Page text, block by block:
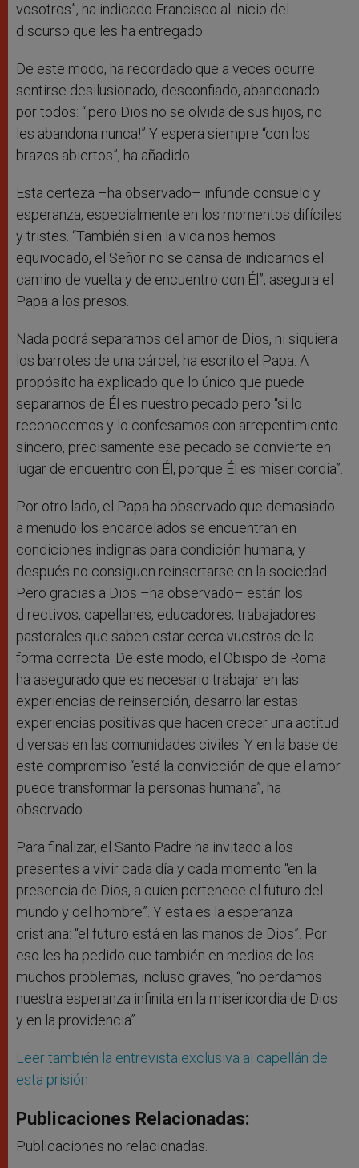
vosotros”, ha indicado Francisco al inicio del
discurso que les ha entregado.
De este modo, ha recordado que a veces ocurre
sentirse desilusionado, desconfiado, abandonado
por todos: “¡pero Dios no se olvida de sus hijos, no
les abandona nunca!” Y espera siempre “con los
brazos abiertos”, ha añadido.
Esta certeza –ha observado– infunde consuelo y
esperanza, especialmente en los momentos difíciles
y tristes. “También si en la vida nos hemos
equivocado, el Señor no se cansa de indicarnos el
camino de vuelta y de encuentro con Él”, asegura el
Papa a los presos.
Nada podrá separarnos del amor de Dios, ni siquiera
los barrotes de una cárcel, ha escrito el Papa. A
propósito ha explicado que lo único que puede
separarnos de Él es nuestro pecado pero “si lo
reconocemos y lo confesamos con arrepentimiento
sincero, precisamente ese pecado se convierte en
lugar de encuentro con Él, porque Él es misericordia”.
Por otro lado, el Papa ha observado que demasiado
a menudo los encarcelados se encuentran en
condiciones indignas para condición humana, y
después no consiguen reinsertarse en la sociedad.
Pero gracias a Dios –ha observado– están los
directivos, capellanes, educadores, trabajadores
pastorales que saben estar cerca vuestros de la
forma correcta. De este modo, el Obispo de Roma
ha asegurado que es necesario trabajar en las
experiencias de reinserción, desarrollar estas
experiencias positivas que hacen crecer una actitud
diversas en las comunidades civiles. Y en la base de
este compromiso “está la convicción de que el amor
puede transformar la personas humana”, ha
observado.
Para finalizar, el Santo Padre ha invitado a los
presentes a vivir cada día y cada momento “en la
presencia de Dios, a quien pertenece el futuro del
mundo y del hombre”. Y esta es la esperanza
cristiana: “el futuro está en las manos de Dios”. Por
eso les ha pedido que también en medios de los
muchos problemas, incluso graves, “no perdamos
nuestra esperanza infinita en la misericordia de Dios
y en la providencia”.
Leer también la entrevista exclusiva al capellán de
esta prisión
Publicaciones Relacionadas:
Publicaciones no relacionadas.